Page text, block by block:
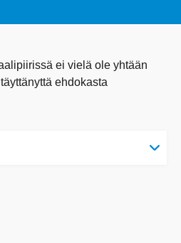
ei vielä ole yhtään
ehdokasta